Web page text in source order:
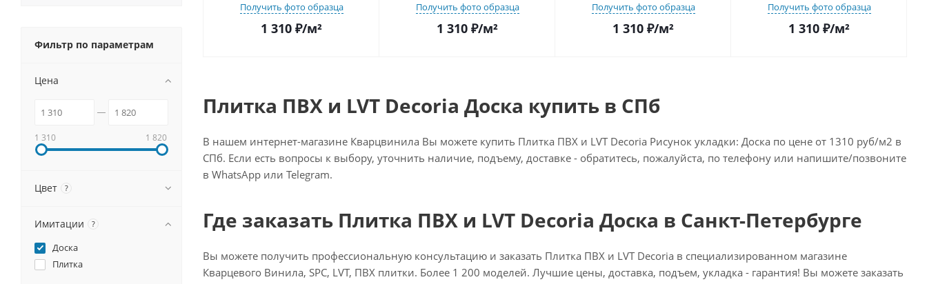
Получить фото образца
1 310 ₽/м²
Получить фото образца
1 310 ₽/м²
Получить фото образца
1 310 ₽/м²
Получить фото образца
1 310 ₽/м²
Плитка ПВХ и LVT Decoria Доска купить в СПб
В нашем интернет-магазине Кварцвинила Вы можете купить Плитка ПВХ и LVT Decoria Рисунок укладки: Доска по цене от 1310 руб/м2 в
СПб. Если есть вопросы к выбору, уточнить наличие, подъему, доставке - обратитесь, пожалуйста, по телефону или напишите/позвоните
в WhatsApp или Telegram.
Где заказать Плитка ПВХ и LVT Decoria Доска в Санкт-Петербурге
Вы можете получить профессиональную консультацию и заказать Плитка ПВХ и LVT Decoria в специализированном магазине
Кварцевого Винила, SPC, LVT, ПВХ плитки. Более 1 200 моделей. Лучшие цены, доставка, подъем, укладка - гарантия! Вы можете заказать
Фильтр по параметрам
Цена
1 310 1 820
Цвет ?
Имитации ?
Доска
Плитка